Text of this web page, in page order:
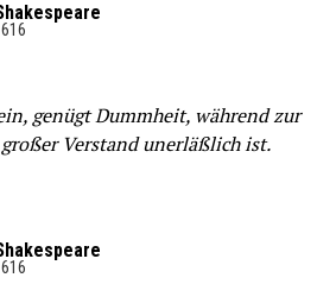
genügt Dummheit, während zur
Verstand unerläßlich ist.